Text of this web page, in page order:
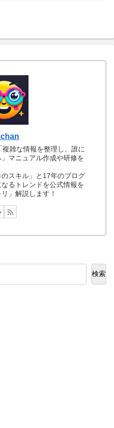
雑な情報を整理し、誰に
マニュアル作成や研修を
スキル」と17年のブログ
るトレンドを公式情報を
」解説します！
検索